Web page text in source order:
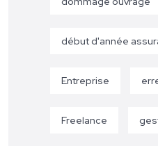
début d'année
Entreprise
Freelance